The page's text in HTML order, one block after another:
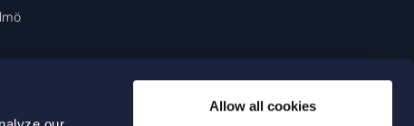
Allow all cookies